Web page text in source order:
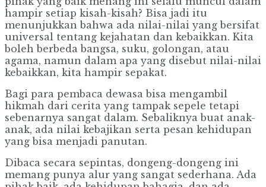
hampir setiap kisah-kisah? Bisa jadi itu
menunjukkan bahwa ada nilai-nilai yang bersifat
universal tentang kejahatan dan kebaikkan. Kita
boleh berbeda bangsa, suku, golongan, atau
agama, namun dalam apa yang disebut nilai-nilai
kebaikkan, kita hampir sepakat.
Bagi para pembaca dewasa bisa mengambil
hikmah dari cerita yang tampak sepele tetapi
sebenarnya sangat dalam. Sebaliknya buat anak-
anak, ada nilai kebajikan serta pesan kehidupan
yang bisa menjadi panutan.
Dibaca secara sepintas, dongeng-dongeng ini
memang punya alur yang sangat sederhana. Ada